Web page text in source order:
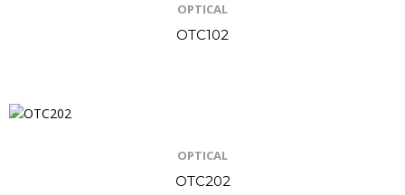
OPTICAL
OTC102
OPTICAL
OTC202